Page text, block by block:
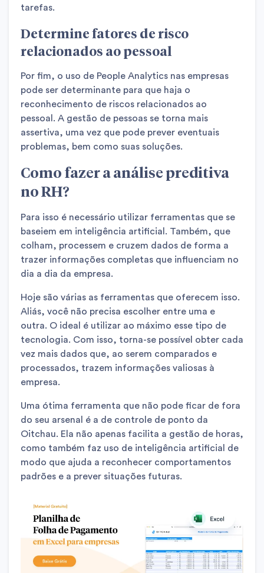
tarefas.
Determine fatores de risco
relacionados ao pessoal
Por fim, o uso de People Analytics nas empresas
pode ser determinante para que haja o
reconhecimento de riscos relacionados ao
pessoal. A gestão de pessoas se torna mais
assertiva, uma vez que pode prever eventuais
problemas, bem como suas soluções.
Como fazer a análise preditiva
no RH?
Para isso é necessário utilizar ferramentas que se
baseiem em inteligência artificial. Também, que
colham, processem e cruzem dados de forma a
trazer informações completas que influenciam no
dia a dia da empresa.
Hoje são várias as ferramentas que oferecem isso.
Aliás, você não precisa escolher entre uma e
outra. O ideal é utilizar ao máximo esse tipo de
tecnologia. Com isso, torna-se possível obter cada
vez mais dados que, ao serem comparados e
processados, trazem informações valiosas à
empresa.
Uma ótima ferramenta que não pode ficar de fora
do seu arsenal é a de controle de ponto da
Oitchau. Ela não apenas facilita a gestão de horas,
como também faz uso de inteligência artificial de
modo que ajuda a reconhecer comportamentos
padrões e a prever situações futuras.